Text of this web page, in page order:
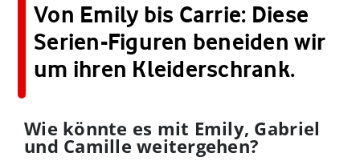
Von Emily bis Carrie: Diese
Serien-Figuren beneiden wir
um ihren Kleiderschrank.
Wie könnte es mit Emily, Gabriel
und Camille weitergehen?